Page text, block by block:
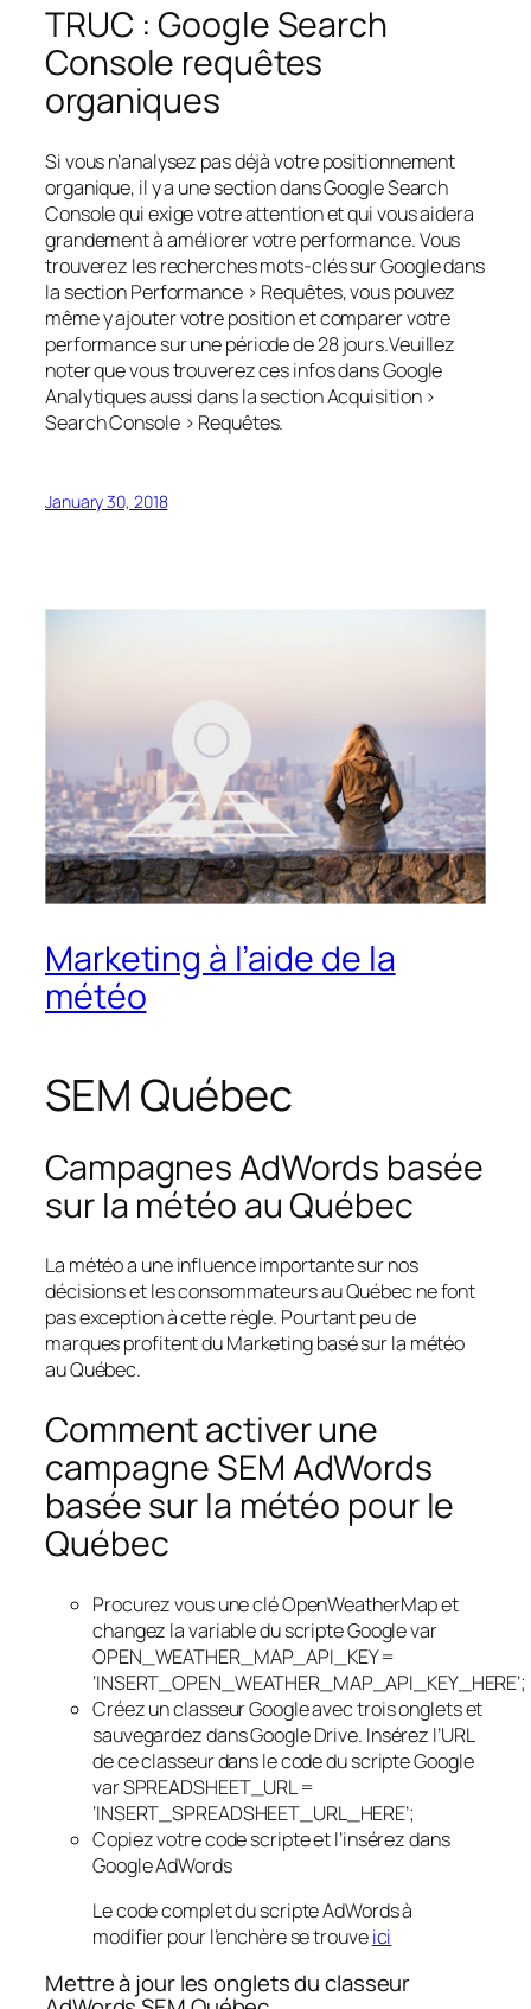
TRUC : Google Search
Console requêtes
organiques
Si vous n’analysez pas déjà votre positionnement
organique, il y a une section dans Google Search
Console qui exige votre attention et qui vous aidera
grandement à améliorer votre performance. Vous
trouverez les recherches mots-clés sur Google dans
la section Performance > Requêtes, vous pouvez
même y ajouter votre position et comparer votre
performance sur une période de 28 jours.Veuillez
noter que vous trouverez ces infos dans Google
Analytiques aussi dans la section Acquisition >
Search Console > Requêtes.
January 30, 2018
Marketing à l’aide de la
météo
SEM Québec
Campagnes AdWords basée
sur la météo au Québec
La météo a une influence importante sur nos
décisions et les consommateurs au Québec ne font
pas exception à cette règle. Pourtant peu de
marques profitent du Marketing basé sur la météo
au Québec.
Comment activer une
campagne SEM AdWords
basée sur la météo pour le
Québec
Procurez vous une clé OpenWeatherMap et
changez la variable du scripte Google var
OPEN_WEATHER_MAP_API_KEY =
‘INSERT_OPEN_WEATHER_MAP_API_KEY_HERE’;
Créez un classeur Google avec trois onglets et
sauvegardez dans Google Drive. Insérez l’URL
de ce classeur dans le code du scripte Google
var SPREADSHEET_URL =
‘INSERT_SPREADSHEET_URL_HERE’;
Copiez votre code scripte et l’insérez dans
Google AdWords
Le code complet du scripte AdWords à
modifier pour l’enchère se trouveici
Mettre à jour les onglets du classeur